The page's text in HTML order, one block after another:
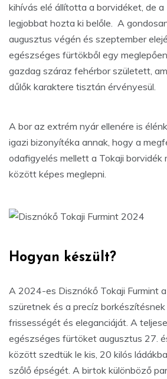
kihívás elé állította a borvidéket, de
legjobbat hozta ki belőle. A
augusztus végén és szeptember
egészséges fürtökből egy
gazdag száraz fehérbor született,
dűlők karaktere tisztán érvényesül.
A bor az extrém nyár ellenére is
igazi bizonyítéka annak, hogy a
odafigyelés mellett a Tokaji borvidék
között képes meglepni.
Hogyan készült?
A 2024-es Disznókő Tokaji Furmint
szüretnek és a precíz
frissességét és eleganciáját. A
egészséges fürtöket augusztus 27.
között szedtük le kis, 20 kilós
szőlő épségét. A birtok különböző